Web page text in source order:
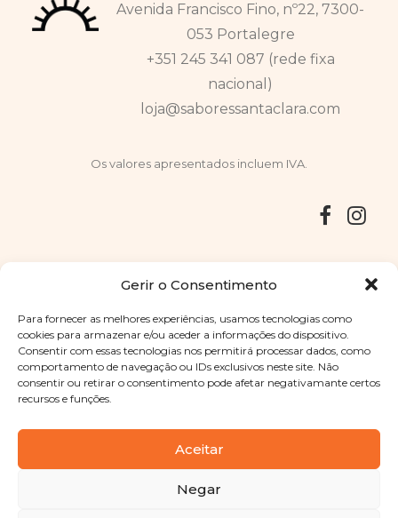
Gerir o Consentimento
Para fornecer as melhores experiências, usamos tecnologias como
cookies para armazenar e/ou aceder a informações do dispositivo.
Consentir com essas tecnologias nos permitirá processar dados, como
comportamento de navegação ou IDs exclusivos neste site. Não
consentir ou retirar o consentimento pode afetar negativamante certos
recursos e funções.
Aceitar
Negar
Avenida Francisco Fino, nº22, 7300-
053 Portalegre
+351 245 341 087 (rede fixa
nacional)
loja@saboressantaclara.com
Os valores apresentados incluem IVA.
Copyright © 2025 Sabores Santa Clara
. Todos os direitos
reservadosPolítica de Privacidade |Termos e condições
Designed byShift Your Branding Agency